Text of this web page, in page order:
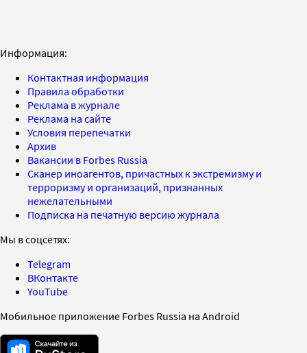
Информация:
Контактная информация
Правила обработки
Реклама в журнале
Реклама на сайте
Условия перепечатки
Архив
Вакансии в Forbes Russia
Сканер иноагентов, причастных к экстремизму и
терроризму и организаций, признанных
нежелательными
Подписка на печатную версию журнала
Мы в соцсетях:
Telegram
ВКонтакте
YouTube
Мобильное приложение Forbes Russia на Android